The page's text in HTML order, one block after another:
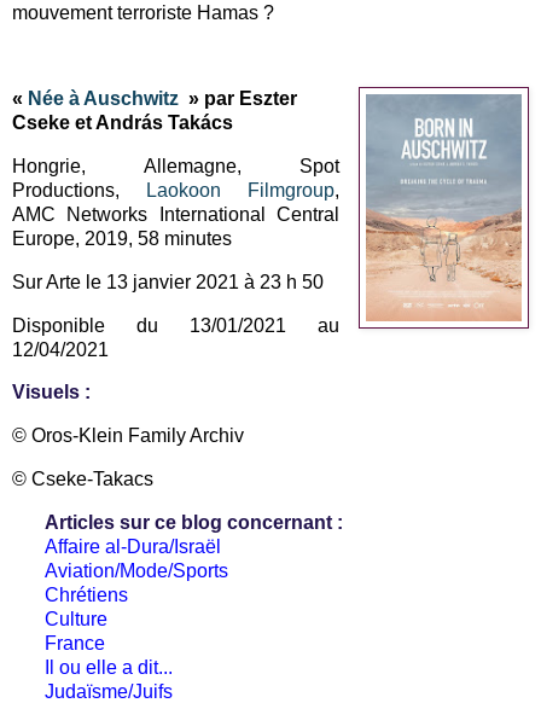
mouvement terroriste Hamas ?
« Née à Auschwitz » par Eszter
Cseke et András Takács
Hongrie, Allemagne, Spot
Productions,
Laokoon Filmgroup,
AMC Networks International Central
Europe, 2019, 58 minutes
Sur Arte le 13 janvier 2021 à 23 h 50
Disponible du 13/01/2021 au
12/04/2021
Visuels :
© Oros-Klein Family Archiv
© Cseke-Takacs
Articles sur ce blog concernant :
Affaire al-Dura/Israël
Aviation/Mode/Sports
Chrétiens
Culture
France
Il ou elle a dit...
Judaïsme/Juifs